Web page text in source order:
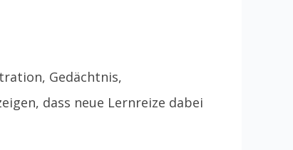
Gedächtnis,
dass neue Lernreize dabei